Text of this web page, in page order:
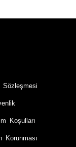
Sözleşmesi
Koşulları
Korunması